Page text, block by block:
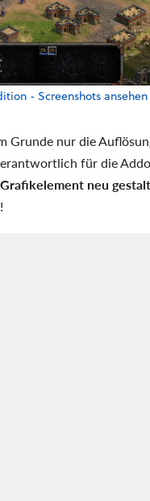
- Screenshots ansehen
Grunde nur die
für die
neu